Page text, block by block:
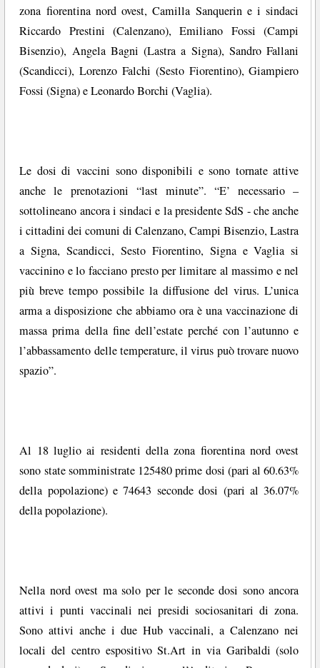
zona fiorentina nord ovest, Camilla Sanquerin e i sindaci
Riccardo Prestini (Calenzano), Emiliano Fossi (Campi
Bisenzio), Angela Bagni (Lastra a Signa), Sandro Fallani
(Scandicci), Lorenzo Falchi (Sesto Fiorentino), Giampiero
Fossi (Signa) e Leonardo Borchi (Vaglia).
Le dosi di vaccini sono disponibili e sono tornate attive
anche le prenotazioni “last minute”. “E’ necessario –
sottolineano ancora i sindaci e la presidente SdS - che anche
i cittadini dei comuni di Calenzano, Campi Bisenzio, Lastra
a Signa, Scandicci, Sesto Fiorentino, Signa e Vaglia si
vaccinino e lo facciano presto per limitare al massimo e nel
più breve tempo possibile la diffusione del virus. L’unica
arma a disposizione che abbiamo ora è una vaccinazione di
massa prima della fine dell’estate perché con l’autunno e
l’abbassamento delle temperature, il virus può trovare nuovo
spazio”.
Al 18 luglio ai residenti della zona fiorentina nord ovest
sono state somministrate 125480 prime dosi (pari al 60.63%
della popolazione) e 74643 seconde dosi (pari al 36.07%
della popolazione).
Nella nord ovest ma solo per le seconde dosi sono ancora
attivi i punti vaccinali nei presidi sociosanitari di zona.
Sono attivi anche i due Hub vaccinali, a Calenzano nei
locali del centro espositivo St.Art in via Garibaldi (solo